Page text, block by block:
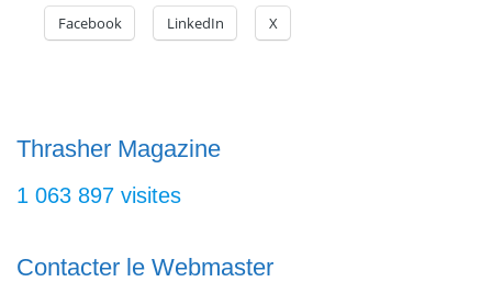
septembre 2020. Il y a un parking, un
Facebook LinkedIn X
Thrasher Magazine
1 063 897 visites
Contacter le Webmaster